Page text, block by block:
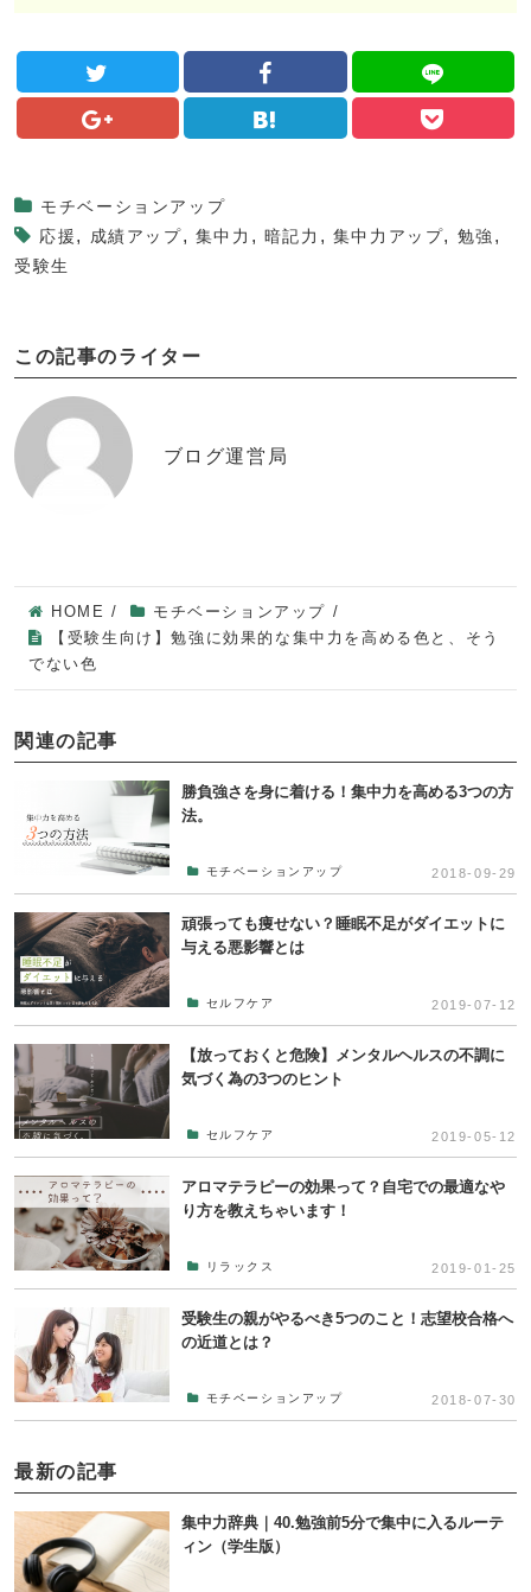
モチベーションアップ
応援, 成績アップ, 集中力 , 暗記力 , 集中力アップ, 勉強 ,
受験生
この記事のライター
ブログ運営局
HOME / モチベーションアップ /
【受験生向け】勉強に効果的な集中力を高める色と、そう
でない色
関連の記事
勝負強さを身に着ける！集中力を高める3つの方
法。
モチベーションアップ 2018-09-29
頑張っても痩せない？睡眠不足がダイエットに
与える悪影響とは
セルフケア 2019-07-12
【放っておくと危険】メンタルヘルスの不調に
気づく為の3つのヒント
セルフケア 2019-05-12
アロマテラピーの効果って？自宅での最適なや
り方を教えちゃいます！
リラックス 2019-01-25
受験生の親がやるべき5つのこと！志望校合格へ
の近道とは？
モチベーションアップ 2018-07-30
最新の記事
集中力辞典｜40.勉強前5分で集中に入るルーテ
ィン（学生版）